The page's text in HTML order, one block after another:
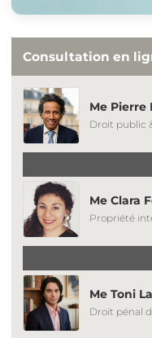
Consultation en
Me Pierre
Droit public
Me Clara
Propriété
Me Toni
Droit pénal